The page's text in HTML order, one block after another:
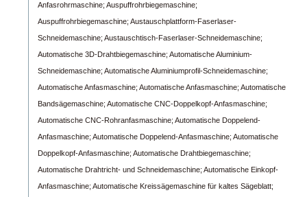
Anfasrohrmaschine; Auspuffrohrbiegemaschine;
Auspuffrohrbiegemaschine; Austauschplattform-Faserlaser-
Schneidemaschine; Austauschtisch-Faserlaser-Schneidemaschine;
Automatische 3D-Drahtbiegemaschine; Automatische Aluminium-
Schneidemaschine; Automatische Aluminiumprofil-Schneidemaschine;
Automatische Anfasmaschine; Automatische Anfasmaschine; Automatische
Bandsägemaschine; Automatische CNC-Doppelkopf-Anfasmaschine;
Automatische CNC-Rohranfasmaschine; Automatische Doppelend-
Anfasmaschine; Automatische Doppelend-Anfasmaschine; Automatische
Doppelkopf-Anfasmaschine; Automatische Drahtbiegemaschine;
Automatische Drahtricht- und Schneidemaschine; Automatische Einkopf-
Anfasmaschine; Automatische Kreissägemaschine für kaltes Sägeblatt;